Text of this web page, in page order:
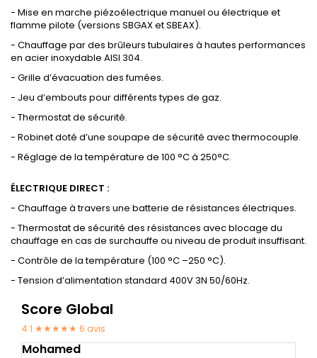
- Mise en marche piézoélectrique manuel ou électrique et
flamme pilote (versions SBGAX et SBEAX).
- Chauffage par des brûleurs tubulaires à hautes performances
en acier inoxydable AISI 304.
- Grille d’évacuation des fumées.
- Jeu d’embouts pour différents types de gaz.
- Thermostat de sécurité.
- Robinet doté d’une soupape de sécurité avec thermocouple.
- Réglage de la température de 100 °C à 250°C.
ÉLECTRIQUE DIRECT :
- Chauffage à travers une batterie de résistances électriques.
- Thermostat de sécurité des résistances avec blocage du
chauffage en cas de surchauffe ou niveau de produit insuffisant.
- Contrôle de la température (100 °C –250 °C).
- Tension d’alimentation standard 400V 3N 50/60Hz.
Score Global
4.1 ★★★★★ 6 avis
Mohamed